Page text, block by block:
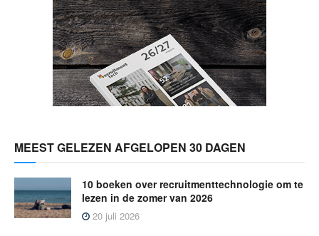
MEEST GELEZEN AFGELOPEN 30 DAGEN
10 boeken over recruitmenttechnologie om te
lezen in de zomer van 2026
20 juli 2026